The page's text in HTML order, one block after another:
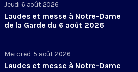
Jeudi 6 août 2026
Laudes et messe à Notre-Dame
de la Garde du 6 août 2026
Mercredi 5 août 2026
Laudes et messe à Notre-Dame